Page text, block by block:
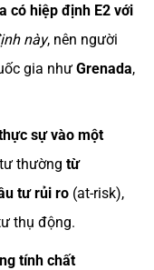
có hiệp định E2 với
này, nên người
gia như Grenada,
sự vào một
thường từ
tư rủi ro(at-risk),
thụ động.
tính chất